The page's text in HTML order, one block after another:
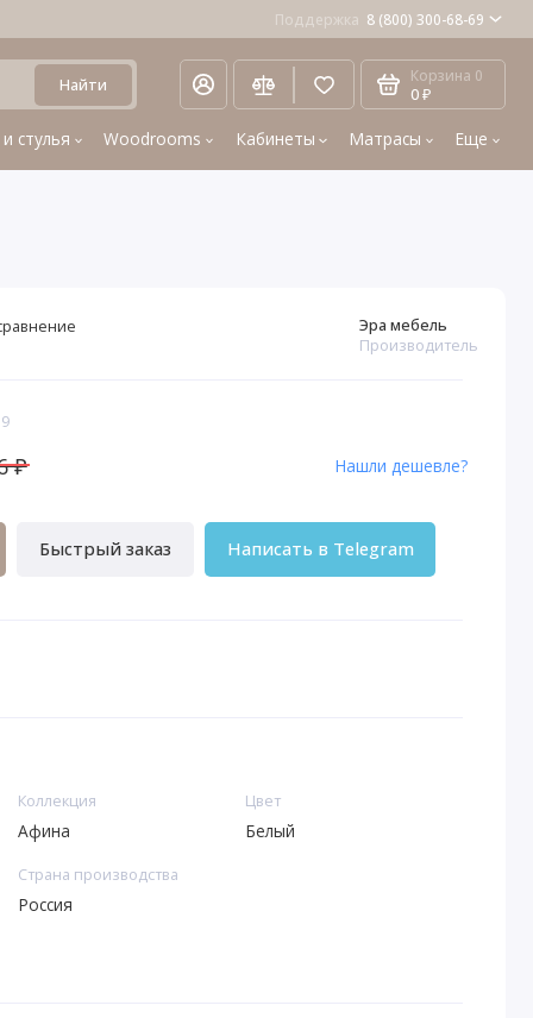
Поддержка 8 (800) 300-68-69
Найти Корзина 0
0 ₽
стулья Woodrooms Кабинеты Матрасы Еще
Эра мебель
Производитель
₽
Быстрый заказ Написать в Telegram
Нашли дешевле?
Коллекция
Афина
Цвет
Белый
Страна производства
Россия